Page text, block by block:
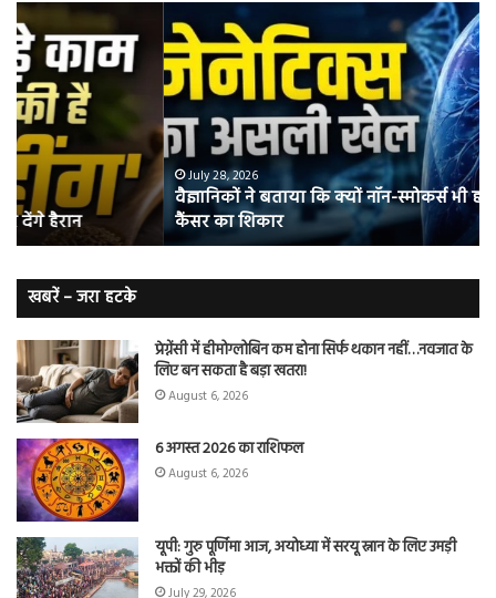
वैज्ञानिकों
ने
बताया
कि
क्यों
नॉन-
स्मोकर्स
भी
हो
जाते
हैं
कैंसर का
शिकार
July 28, 2026
वैज्ञानिकों ने बताया कि क्यों नॉन-स्मोकर्स भी हो जाते हैं लंग
कैंसर का शिकार
में
की
खबरें – जरा हटके
प्रेग्नेंसी में हीमोग्लोबिन कम होना सिर्फ थकान नहीं…नवजात के
लिए बन सकता है बड़ा खतरा!
August 6, 2026
6 अगस्त 2026 का राशिफल
August 6, 2026
यूपी: गुरु पूर्णिमा आज, अयोध्या में सरयू स्नान के लिए उमड़ी
भक्तों की भीड़
July 29, 2026